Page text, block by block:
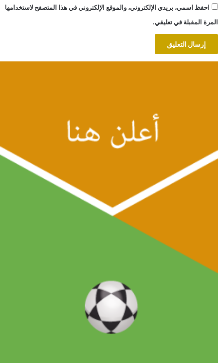
احفظ اسمي، بريدي الإلكتروني، والموقع الإلكتروني في هذا المتصفح لاستخدامها
المرة المقبلة في تعليقي.